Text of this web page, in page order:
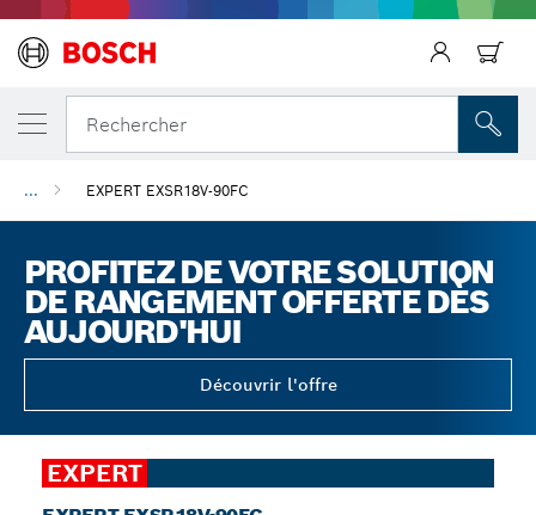
Rechercher
... EXPERT EXSR18V-90FC
PROFITEZ DE VOTRE SOLUTION
DE RANGEMENT OFFERTE DÈS
AUJOURD'HUI
Découvrir l'offre
EXPERT